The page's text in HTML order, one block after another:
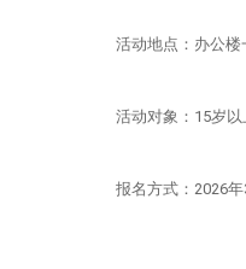
活动地点：办公楼
活动对象：15岁以
报名方式：2026